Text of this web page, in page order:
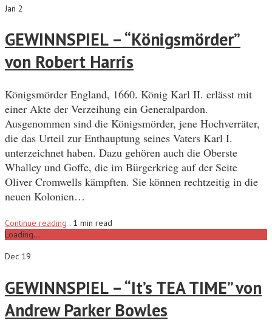
Jan 2
GEWINNSPIEL – “Königsmörder”
von Robert Harris
Königsmörder England, 1660. König Karl II. erlässt mit
einer Akte der Verzeihung ein Generalpardon.
Ausgenommen sind die Königsmörder, jene Hochverräter,
die das Urteil zur Enthauptung seines Vaters Karl I.
unterzeichnet haben. Dazu gehören auch die Oberste
Whalley und Goffe, die im Bürgerkrieg auf der Seite
Oliver Cromwells kämpften. Sie können rechtzeitig in die
neuen Kolonien…
Continue reading . 1 min read
Loading...
Dec 19
GEWINNSPIEL – “It’s TEA TIME” von
Andrew Parker Bowles